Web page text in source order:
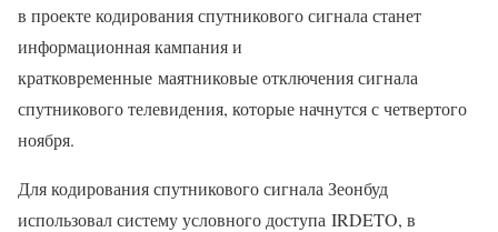
в проекте кодирования спутникового сигнала станет
информационная кампания и
кратковременные маятниковые отключения сигнала
спутникового телевидения, которые начнутся с четвертого
ноября.
Для кодирования спутникового сигнала Зеонбуд
использовал систему условного доступа IRDETO, в